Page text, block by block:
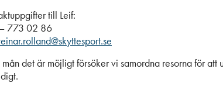
till Leif:
773 02 86
mån det är möjligt försöker vi samordna resorna för